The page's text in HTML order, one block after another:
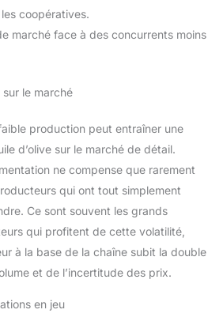
coopératives.
marché face à des concurrents moins
le marché
production peut entraîner une
d’olive sur le marché de détail.
ne compense que rarement
qui ont tout simplement
Ce sont souvent les grands
qui profitent de cette volatilité,
à la base de la chaîne subit la double
et de l’incertitude des prix.
en jeu